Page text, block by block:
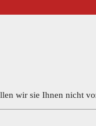
wir sie Ihnen nicht